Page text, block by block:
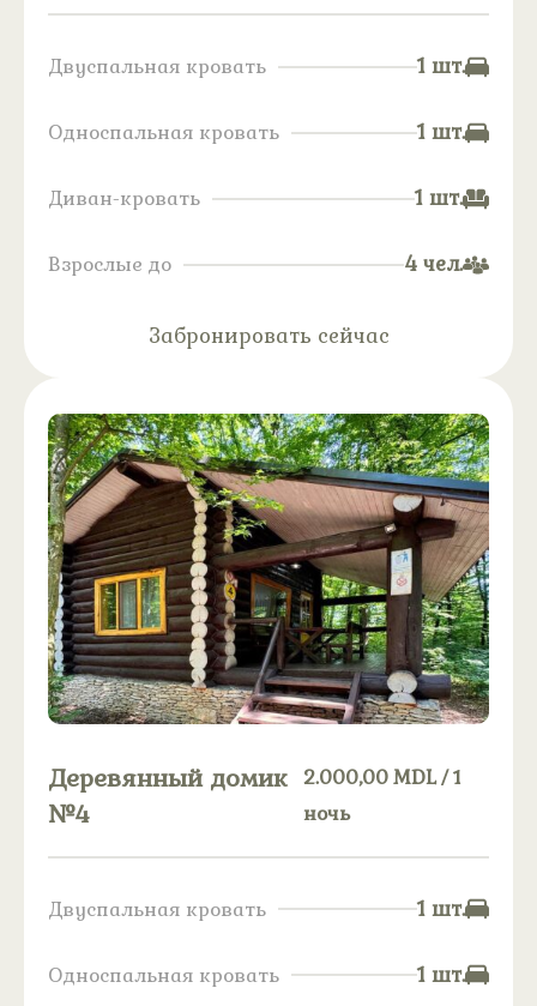
Двуспальная кровать 1 шт.
Односпальная кровать 1 шт.
Диван-кровать 1 шт.
Взрослые до 4 чел.
Забронировать сейчас
Деревянный домик
№4
2.000,00MDL/ 1
ночь
Двуспальная кровать 1 шт.
Односпальная кровать 1 шт.